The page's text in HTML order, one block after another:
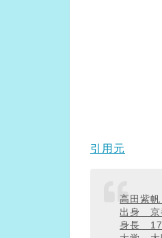
引用元
高田紫
出身 京
身長